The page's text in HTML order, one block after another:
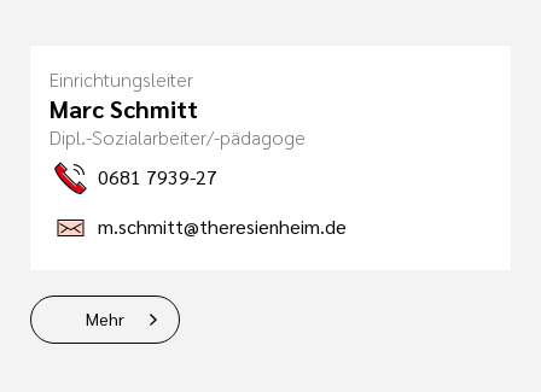
Einrichtungsleiter
Marc Schmitt
Dipl.-Sozialarbeiter/-pädagoge
0681 7939-27
m.schmitt@theresienheim.de
Mehr